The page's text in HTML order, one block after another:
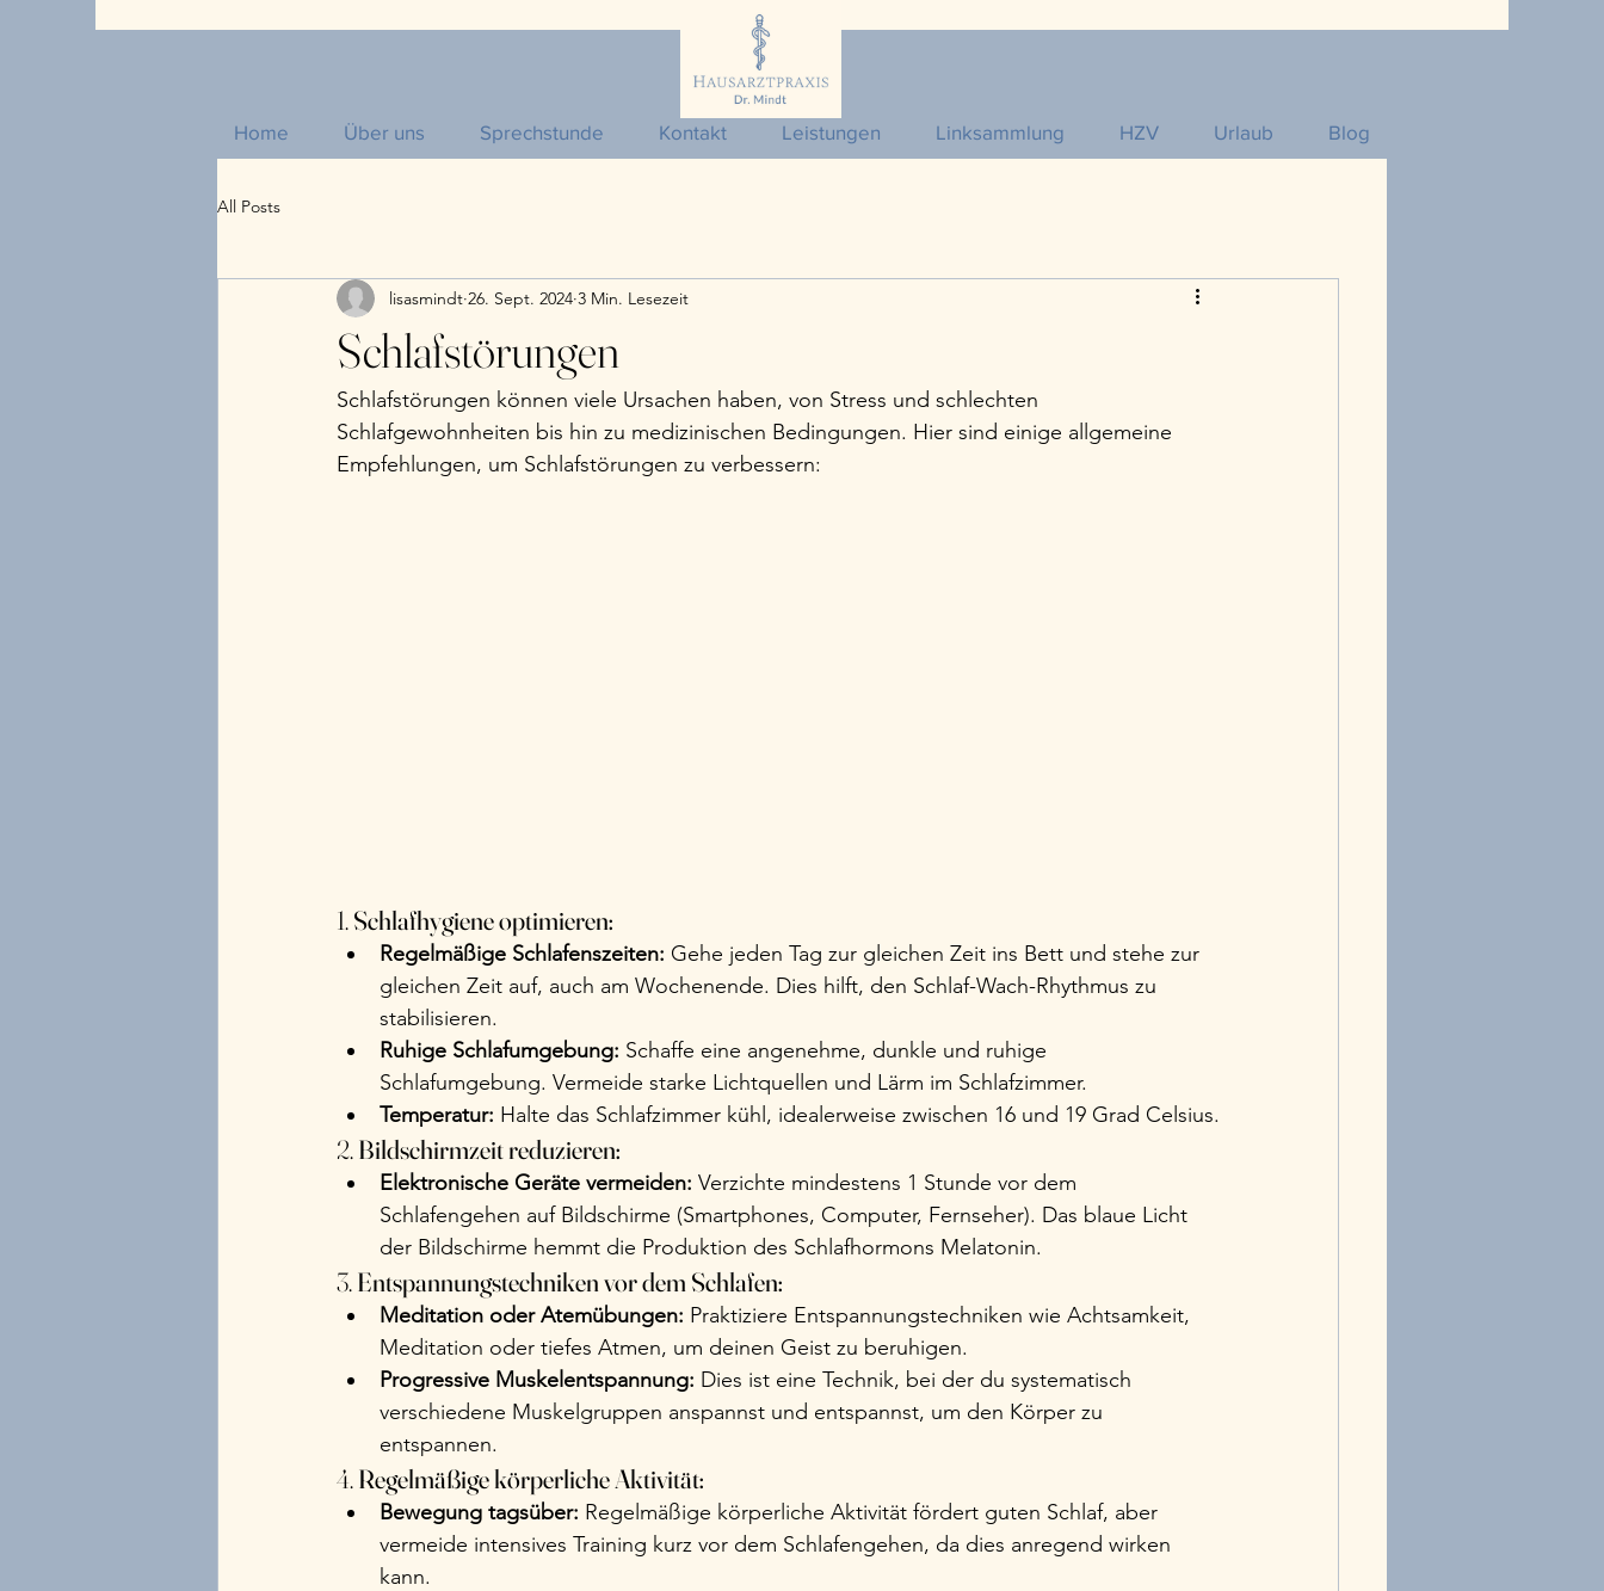
Home Über uns Sprechstunde Kontakt Leistungen Linksammlung HZV Urlaub Blog
All Posts
Schlafstörungen
lisasmindt 26. Sept. 2024 3 Min. Lesezeit
Schlafstörungen können viele Ursachen haben, von Stress und schlechten
Schlafgewohnheiten bis hin zu medizinischen Bedingungen. Hier sind einige allgemeine
Empfehlungen, um Schlafstörungen zu verbessern:
1. Schlafhygiene optimieren:
Regelmäßige Schlafenszeiten: Gehe jeden Tag zur gleichen Zeit ins Bett und stehe zur
gleichen Zeit auf, auch am Wochenende. Dies hilft, den Schlaf-Wach-Rhythmus zu
stabilisieren.
Ruhige Schlafumgebung: Schaffe eine angenehme, dunkle und ruhige
Schlafumgebung. Vermeide starke Lichtquellen und Lärm im Schlafzimmer.
Temperatur: Halte das Schlafzimmer kühl, idealerweise zwischen 16 und 19 Grad Celsius.
2. Bildschirmzeit reduzieren:
Elektronische Geräte vermeiden: Verzichte mindestens 1 Stunde vor dem
Schlafengehen auf Bildschirme (Smartphones, Computer, Fernseher). Das blaue Licht
der Bildschirme hemmt die Produktion des Schlafhormons Melatonin.
3. Entspannungstechniken vor dem Schlafen:
Meditation oder Atemübungen: Praktiziere Entspannungstechniken wie Achtsamkeit,
Meditation oder tiefes Atmen, um deinen Geist zu beruhigen.
Progressive Muskelentspannung: Dies ist eine Technik, bei der du systematisch
verschiedene Muskelgruppen anspannst und entspannst, um den Körper zu
entspannen.
4. Regelmäßige körperliche Aktivität:
Bewegung tagsüber: Regelmäßige körperliche Aktivität fördert guten Schlaf, aber
vermeide intensives Training kurz vor dem Schlafengehen, da dies anregend wirken
kann.